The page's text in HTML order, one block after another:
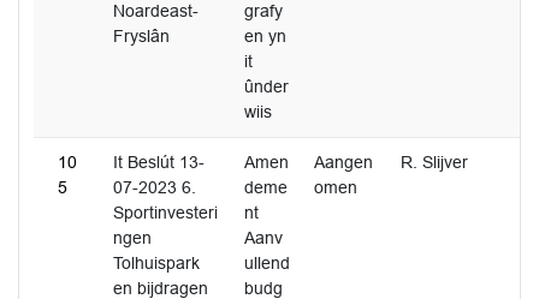
Noardeast-
Fryslân
grafy
en yn
it
ûnder
wiis
10
5
It Beslút 13-
07-2023 6.
Sportinvesteri
ngen
Tolhuispark
en bijdragen
Amen
deme
nt
Aanv
ullend
budg
Aangen
omen
R. Slijver